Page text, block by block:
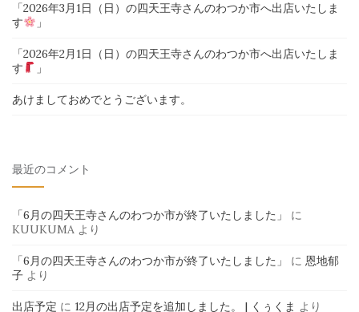
「2026年3月1日（日）の四天王寺さんのわつか市へ出店いたしま
す
」
「2026年2月1日（日）の四天王寺さんのわつか市へ出店いたしま
す
」
あけましておめでとうございます。
最近のコメント
「6月の四天王寺さんのわつか市が終了いたしました」
に
KUUKUMA より
「6月の四天王寺さんのわつか市が終了いたしました」 に 恩地郁
子 より
出店予定 に 12月の出店予定を追加しました。 | くぅくま より